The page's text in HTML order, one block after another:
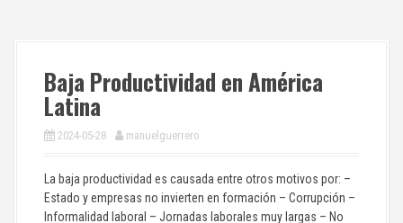
Baja Productividad en América
Latina
2024-05-28 manuelguerrero
La baja productividad es causada entre otros motivos por: –
Estado y empresas no invierten en formación – Corrupción –
Informalidad laboral – Jornadas laborales muy largas – No